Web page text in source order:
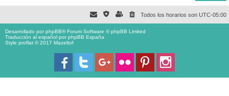
Todos los horarios son UTC-05:00
Desarrollado porphpBB® Forum Software © phpBB Limited
Traducción al español porphpBB España
Style proflat © 2017 Mazeltof